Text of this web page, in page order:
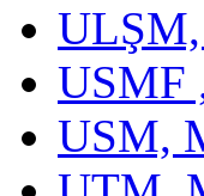
USMF
USM,